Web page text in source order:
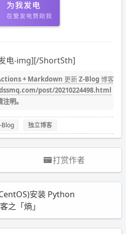
电-img][/ShortSth]
+ Markdown 更新 Z-Blog 博客
post/20210224498.html
明。
Blog 独立博客
打赏作者
安装 Python
之「熵」